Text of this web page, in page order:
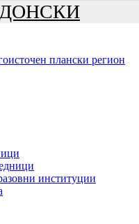
институции